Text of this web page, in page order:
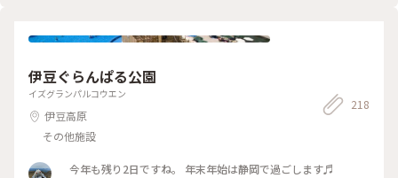
伊豆ぐらんぱる公園
イズグランパルコウエン
伊豆高原
その他施設
218
今年も残り2日ですね。 年末年始は静岡で過ごします♬